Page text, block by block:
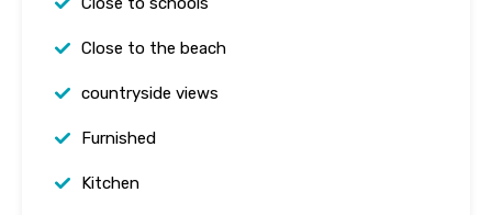
Close to the beach
countryside views
Furnished
Kitchen